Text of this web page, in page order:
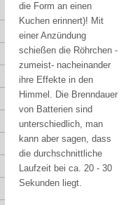
die Form an einen
Kuchen erinnert)! Mit
einer Anzündung
schießen die Röhrchen -
zumeist- nacheinander
ihre Effekte in den
Himmel. Die Brenndauer
von Batterien sind
unterschiedlich, man
kann aber sagen, dass
die durchschnittliche
Laufzeit bei ca. 20 - 30
Sekunden liegt.